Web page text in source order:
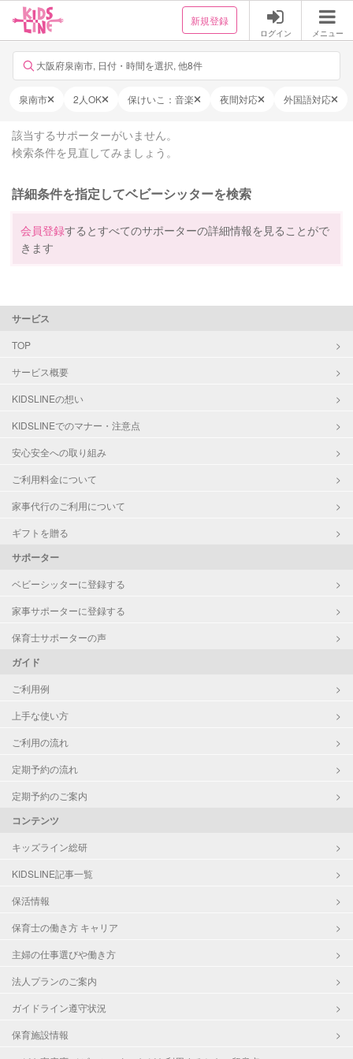
新規登録
ログイン メニュー
大阪府泉南市, 日付・時間を選択, 他8件
泉南市 2人OK 保けいこ：音楽 夜間対応 外国語対応
該当するサポーターがいません。
検索条件を見直してみましょう。
詳細条件を指定してベビーシッターを検索
会員登録するとすべてのサポーターの詳細情報を見ることがで
きます
サービス
TOP
サービス概要
KIDSLINEの想い
KIDSLINEでのマナー・注意点
安心安全への取り組み
ご利用料金について
家事代行のご利用について
ギフトを贈る
サポーター
ベビーシッターに登録する
家事サポーターに登録する
保育士サポーターの声
ガイド
ご利用例
上手な使い方
ご利用の流れ
定期予約の流れ
定期予約のご案内
コンテンツ
キッズライン総研
KIDSLINE記事一覧
保活情報
保育士の働き方 キャリア
主婦の仕事選びや働き方
法人プランのご案内
ガイドライン遵守状況
保育施設情報